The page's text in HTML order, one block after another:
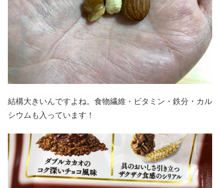
結構大きいんですよね。食物繊維・ビタミン・鉄分・カル
シウムも入っています！